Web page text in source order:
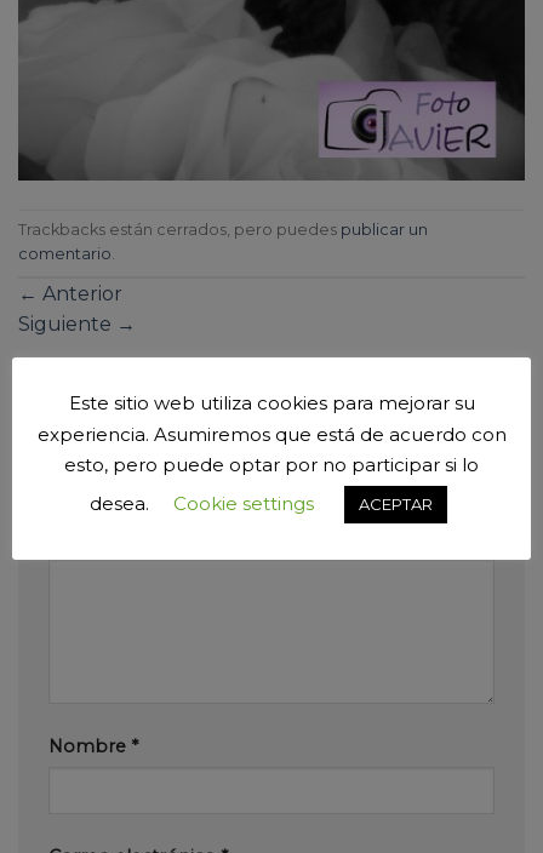
Trackbacks están cerrados, pero puedes publicar un
comentario.
← Anterior
Siguiente →
Deja una respuesta
Tu dirección de correo electrónico no será
publicada. Los campos obligatorios están
marcados con*
Nombre *
Este sitio web utiliza cookies para mejorar su
experiencia. Asumiremos que está de acuerdo con
esto, pero puede optar por no participar si lo
desea.
Cookie settings ACEPTAR